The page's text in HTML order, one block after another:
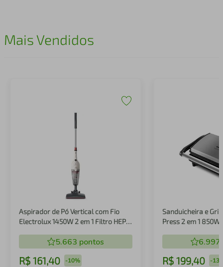
Mais Vendidos
Aspirador de Pó Vertical com Fio
Electrolux 1450W 2 em 1 Filtro HEPA
5.663 pontos
R$ 161,40 -10%
Sanduicheira e
Press 2 em 1 850W
6.997
R$ 199,40 -